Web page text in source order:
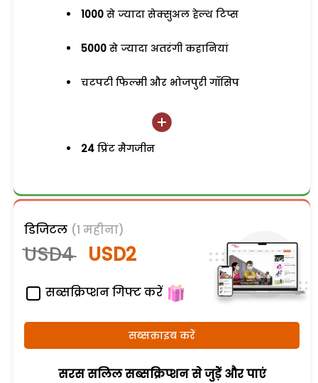
1000 से ज्यादा सेक्सुअल हेल्थ टिप्स
5000 से ज्यादा अतरंगी कहानियां
चटपटी फिल्मी और भोजपुरी गॉसिप
24 प्रिंट मैगजीन
डिजिटल (1 महीना)
USD4 USD2
सब्सक्रिप्शन गिफ्ट करें
सब्सक्राइब करें
सरस सलिल सब्सक्रिप्शन से जुड़ेें और पाएं